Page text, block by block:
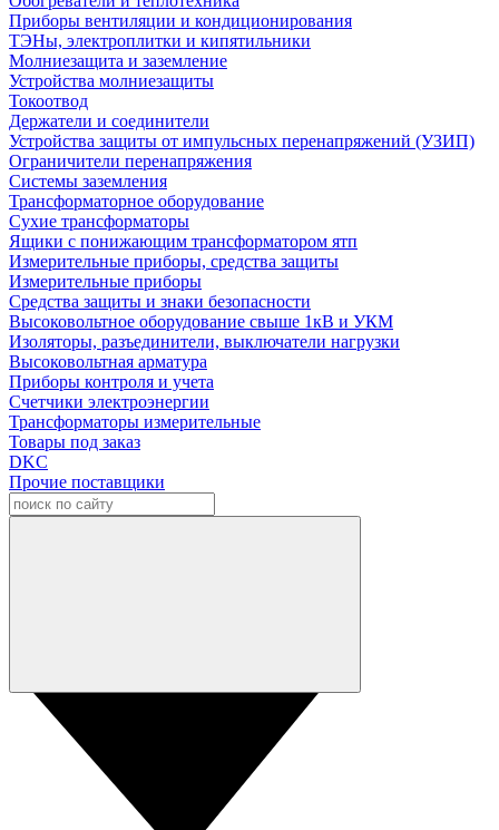
Приборы вентиляции и кондиционирования
ТЭНы, электроплитки и кипятильники
Молниезащита и заземление
Устройства молниезащиты
Токоотвод
Держатели и соединители
Устройства защиты от импульсных перенапряжений (УЗИП)
Ограничители перенапряжения
Системы заземления
Трансформаторное оборудование
Сухие трансформаторы
Ящики с понижающим трансформатором ятп
Измерительные приборы, средства защиты
Измерительные приборы
Средства защиты и знаки безопасности
Высоковольтное оборудование свыше 1кВ и УКМ
Изоляторы, разъединители, выключатели нагрузки
Высоковольтная арматура
Приборы контроля и учета
Счетчики электроэнергии
Трансформаторы измерительные
Товары под заказ
DKC
Прочие поставщики